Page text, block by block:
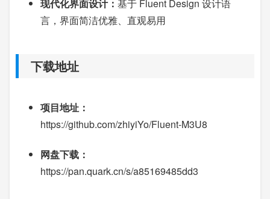
现代化界面设计： 基于 Fluent Design 设计语
言，界面简洁优雅、直观易用
下载地址
项目地址：
https://github.com/zhiyiYo/Fluent-M3U8
网盘下载：
https://pan.quark.cn/s/a85169485dd3